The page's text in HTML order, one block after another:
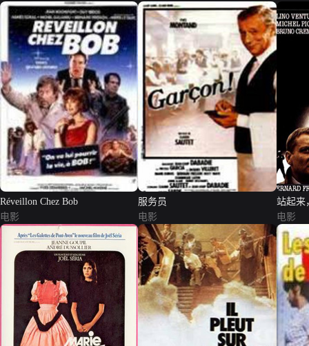
Réveillon Chez Bob
电影
服务员
电影
站起来
电影